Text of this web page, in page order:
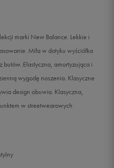
Powiadom o dostępności
Powiadom o dostępności
marki New Balance. Lekkie i
Miła w dotyku wyściółka
Elastyczna, amortyzująca i
wygodę noszenia. Klasyczne
design obuwia. Klasyczna,
w streetwearowych